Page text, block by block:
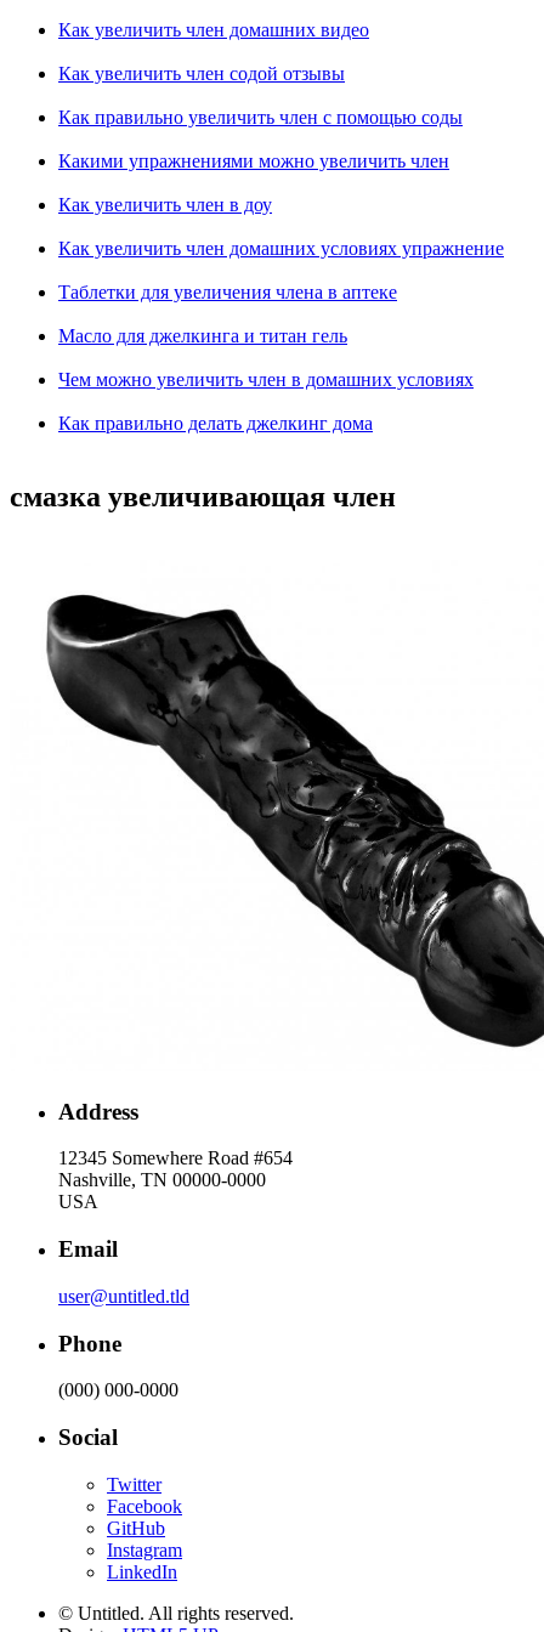
Как увеличить член домашних видео
Как увеличить член содой отзывы
Как правильно увеличить член с помощью соды
Какими упражнениями можно увеличить член
Как увеличить член в доу
Как увеличить член домашних условиях упражнение
Таблетки для увеличения члена в аптеке
Масло для джелкинга и титан гель
Чем можно увеличить член в домашних условиях
Как правильно делать джелкинг дома
смазка увеличивающая член
Address
12345 Somewhere Road #654
Nashville, TN 00000-0000
USA
Email
user@untitled.tld
Phone
(000) 000-0000
Social
Twitter
Facebook
GitHub
Instagram
LinkedIn
© Untitled. All rights reserved.